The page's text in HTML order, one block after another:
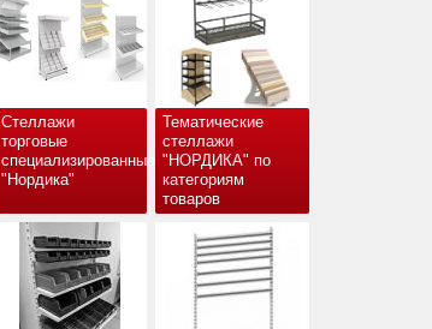
Стеллажи
торговые
специализированные
"Нордика"
Тематические
стеллажи
"НОРДИКА" по
категориям
товаров